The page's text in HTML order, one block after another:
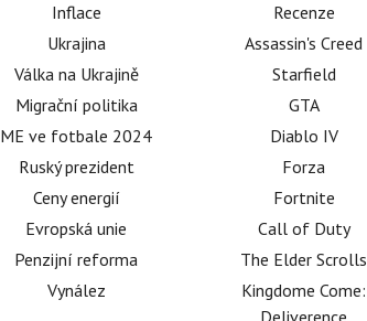
Inflace
Ukrajina
Válka na Ukrajině
Migrační politika
ME ve fotbale 2024
Ruský prezident
Ceny energií
Evropská unie
Penzijní reforma
Vynález
Recenze
Assassin's Creed
Starfield
GTA
Diablo IV
Forza
Fortnite
Call of Duty
The Elder Scrolls
Kingdome Come:
Deliverence